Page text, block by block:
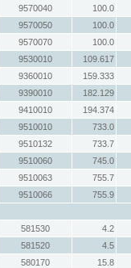
9570040
100.0
9570050
100.0
9570070
100.0
9530010
109.617
9360010
159.333
9390010
182.129
9410010
194.374
9510010
733.0
9510132
733.7
9510060
745.0
9510063
755.7
9510066
755.9
581530
4.2
581520
4.5
580170
15.8